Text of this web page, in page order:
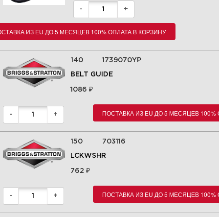
- +
ИЗ EU ДО 5 МЕСЯЦЕВ 100% ОПЛАТА В КОРЗИНУ
140 1739070YP
BELT GUIDE
1086₽
- + ПОСТАВКА ИЗ EU ДО 5 МЕСЯЦЕВ
150 703116
LCKWSHR
762₽
- + ПОСТАВКА ИЗ EU ДО 5 МЕСЯЦЕВ